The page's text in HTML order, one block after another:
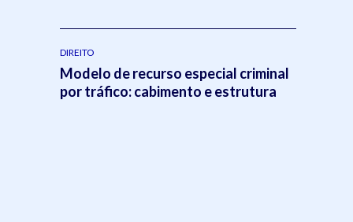
DIREITO
Modelo de recurso especial criminal
por tráfico: cabimento e estrutura